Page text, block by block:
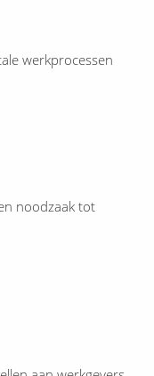
werkprocessen
noodzaak tot